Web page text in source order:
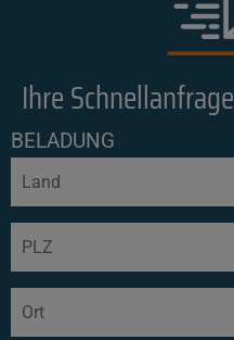
Ihre Schnellanfrage
BELADUNG